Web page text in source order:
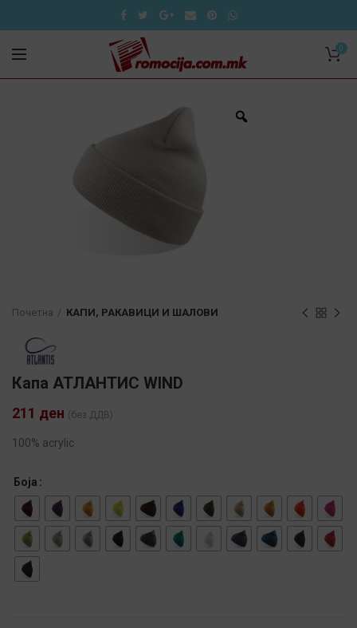
0
Почетна КАПИ, РАКАВИЦИ И ШАЛОВИ
Капа АТЛАНТИС WIND
211 ден (без ДДВ)
100% acrylic
Боја